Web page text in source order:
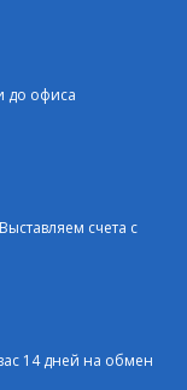
до офиса
счета с
14 дней на обмен